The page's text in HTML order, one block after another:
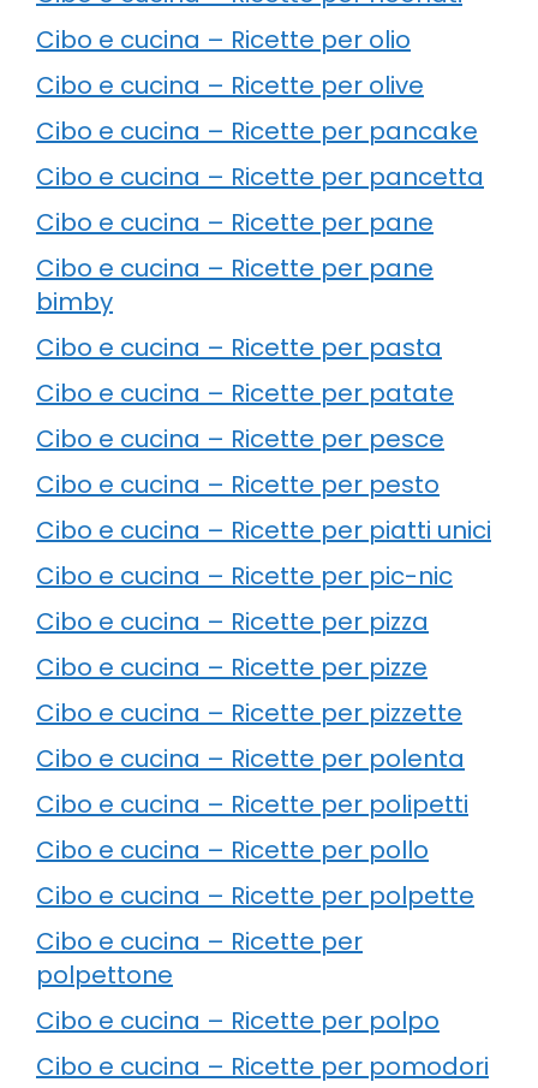
Cibo e cucina – Ricette per olio
Cibo e cucina – Ricette per olive
Cibo e cucina – Ricette per pancake
Cibo e cucina – Ricette per pancetta
Cibo e cucina – Ricette per pane
Cibo e cucina – Ricette per pane
bimby
Cibo e cucina – Ricette per pasta
Cibo e cucina – Ricette per patate
Cibo e cucina – Ricette per pesce
Cibo e cucina – Ricette per pesto
Cibo e cucina – Ricette per piatti unici
Cibo e cucina – Ricette per pic-nic
Cibo e cucina – Ricette per pizza
Cibo e cucina – Ricette per pizze
Cibo e cucina – Ricette per pizzette
Cibo e cucina – Ricette per polenta
Cibo e cucina – Ricette per polipetti
Cibo e cucina – Ricette per pollo
Cibo e cucina – Ricette per polpette
Cibo e cucina – Ricette per
polpettone
Cibo e cucina – Ricette per polpo
Cibo e cucina – Ricette per pomodori